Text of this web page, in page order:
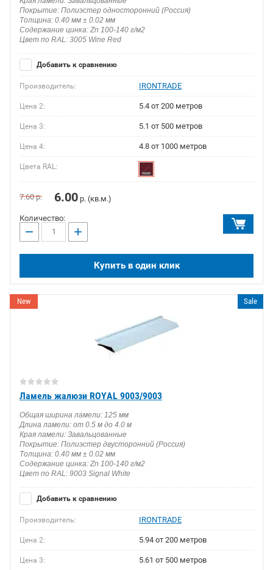
Покрытие: Полиэстер односторонний (Россия)
Толщина: 0.40 мм ± 0.02 мм
Содержание цинка: Zn 100-140 г/м2
Цвет по RAL: 3005 Wine Red
Добавить к сравнению
Производитель: IRONTRADE
Цена 2: 5.4 от 200 метров
Цена 3: 5.1 от 500 метров
Цена 4: 4.8 от 1000 метров
Цвета RAL:
7.60р. 6.00 р. (кв.м.)
Количество:
− +
Купить в один клик
New Sale
Ламель жалюзи ROYAL 9003/9003
Общая ширина ламели: 125 мм
Длина ламели: от 0.5 м до 4.0 м
Края ламели: Завальцованные
Покрытие: Полиэстер двусторонний (Россия)
Толщина: 0.40 мм ± 0.02 мм
Содержание цинка: Zn 100-140 г/м2
Цвет по RAL: 9003 Signal White
Добавить к сравнению
Производитель: IRONTRADE
Цена 2: 5.94 от 200 метров
Цена 3: 5.61 от 500 метров